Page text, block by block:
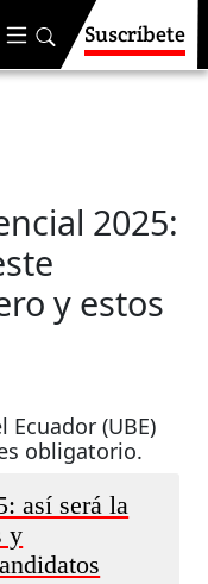
Suscríbete
2025:
y estos
(UBE)
obligatorio.
así será la
y